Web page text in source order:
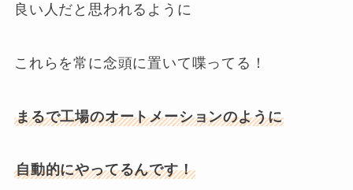
良い人だと思われるように
これらを常に念頭に置いて喋ってる！
まるで工場のオートメーションのように
自動的にやってるんです！